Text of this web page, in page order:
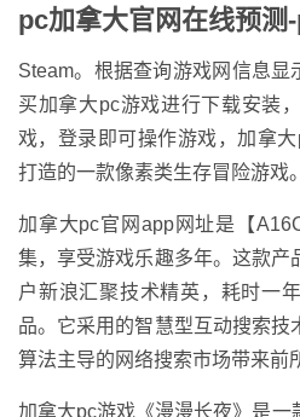
pc加拿大官网在线预测
Steam。根据查询游戏网信息显
买加拿大pc游戏进行下载安装
戏，登录即可操作游戏，加拿
打造的一款像素类生存冒险游戏。
加拿大pc官网app网址是【
集，享受游戏乐趣多年。这款产
户新浪汇聚技术精英，耗时一
品。它采用的智慧型互动搜索技
算法主导的网络搜索市场带来前
加拿大pc游戏《漫漫长夜》是一